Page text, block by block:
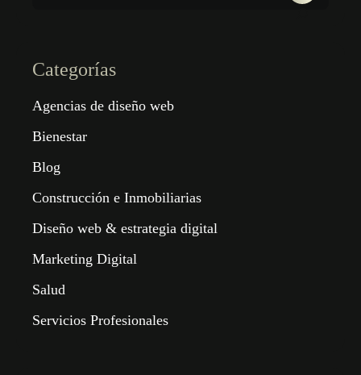
Categorías
Agencias de diseño web
Bienestar
Blog
Construcción e Inmobiliarias
Diseño web & estrategia digital
Marketing Digital
Salud
Servicios Profesionales